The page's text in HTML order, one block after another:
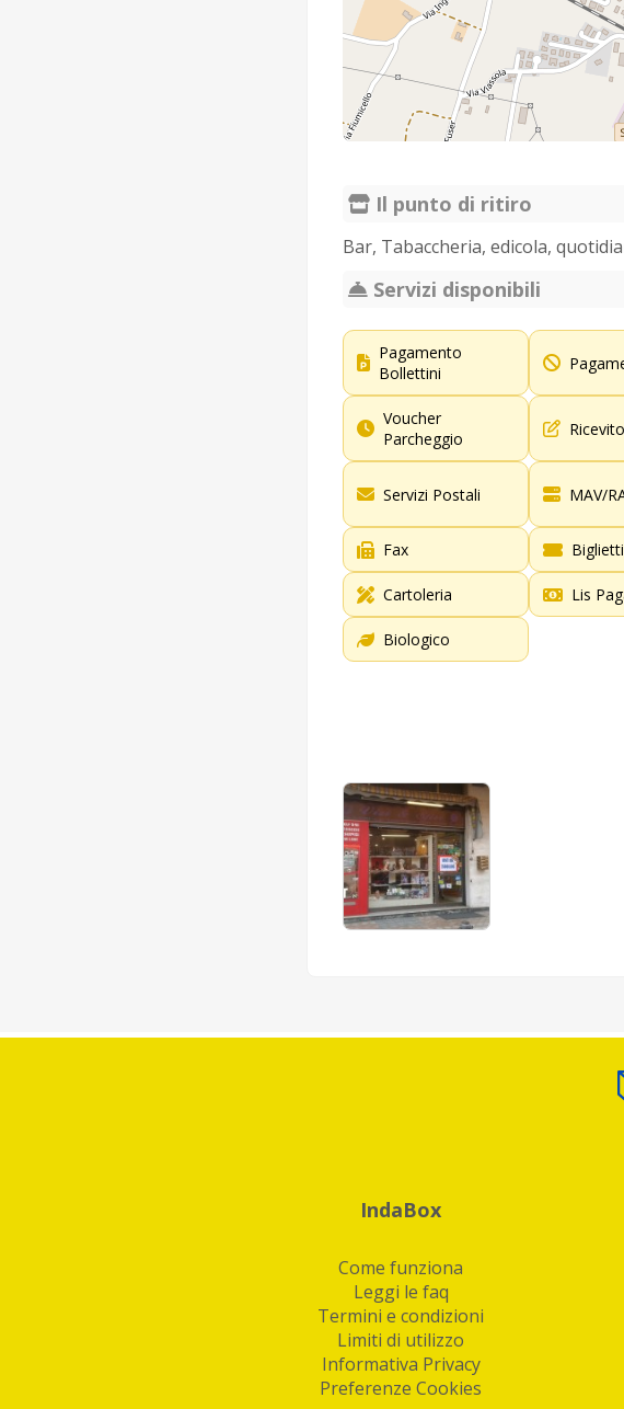
Il punto di ritiro
Bar, Tabaccheria, edicola,
Servizi disponibili
Pagamento
Bollettini
Voucher
Parcheggio
Servizi Postali MAV/
Fax
Cartoleria Lis
Biologico
IndaBox
Come funziona
Leggi le faq
Termini e condizioni
Limiti di utilizzo
Informativa Privacy
Preferenze Cookies